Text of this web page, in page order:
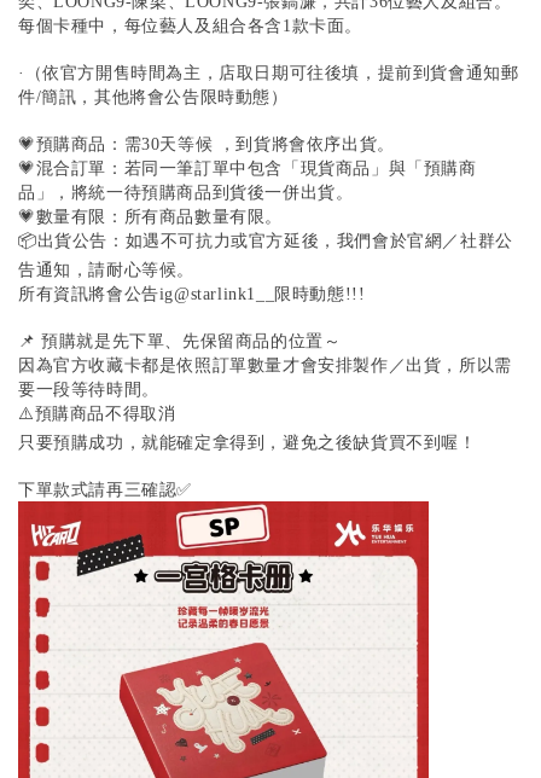
每個卡種中，每位藝人及組合各含1款卡面。
·（依官方開售時間為主，店取日期可往後填，提前到貨會通知郵
件/簡訊，其他將會公告限時動態）
💗預購商品：需30天等候 ，到貨將會依序出貨。
💗混合訂單：若同一筆訂單中包含「現貨商品」與「預購商
品」，將統一待預購商品到貨後一併出貨。
💗數量有限：所有商品數量有限。
📦出貨公告：如遇不可抗力或官方延後，我們會於官網／社群公
告通知，請耐心等候。
所有資訊將會公告ig@starlink1__限時動態!!!
📌 預購就是先下單、先保留商品的位置～
因為官方收藏卡都是依照訂單數量才會安排製作／出貨，所以需
要一段等待時間。
⚠️預購商品不得取消
只要預購成功，就能確定拿得到，避免之後缺貨買不到喔！
下單款式請再三確認✅